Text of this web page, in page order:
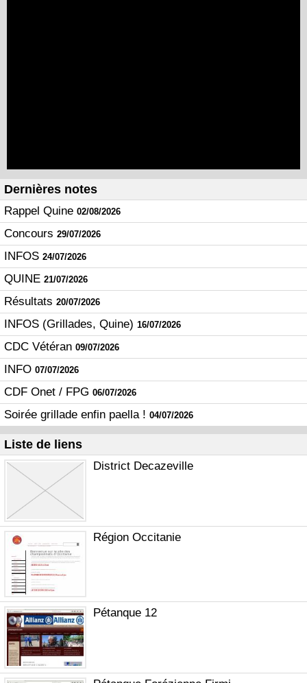
Dernières notes
Rappel Quine 02/08/2026
Concours 29/07/2026
INFOS 24/07/2026
QUINE 21/07/2026
Résultats 20/07/2026
INFOS (Grillades, Quine) 16/07/2026
CDC Vétéran 09/07/2026
INFO 07/07/2026
CDF Onet / FPG 06/07/2026
Soirée grillade enfin paella ! 04/07/2026
Liste de liens
District Decazeville
Région Occitanie
Pétanque 12